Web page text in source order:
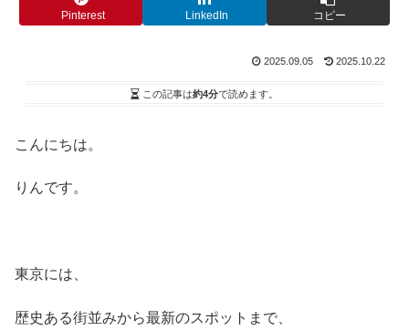
Pinterest LinkedIn コピー
2025.09.05 2025.10.22
この記事は約4分で読めます。
こんにちは。
りんです。
東京には、
歴史ある街並みから最新のスポットまで、